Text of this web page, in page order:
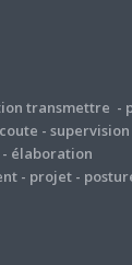
transmettre -
- supervision
- élaboration
- projet-